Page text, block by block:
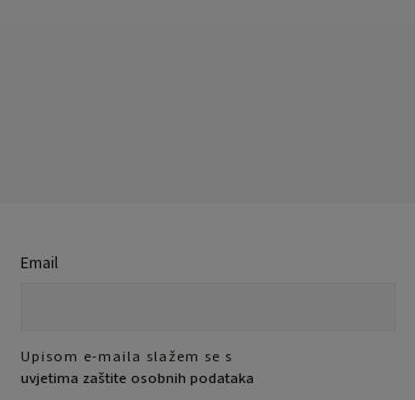
Email
Upisom e-maila slažem se s
uvjetima zaštite osobnih podataka